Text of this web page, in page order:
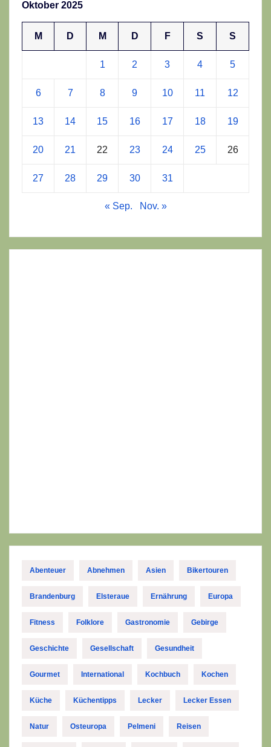
Oktober 2025
M D M D F S S
1 2 3 4 5
6 7 8 9 10 11 12
13 14 15 16 17 18 19
20 21 22 23 24 25 26
27 28 29 30 31
« Sep. Nov. »
Abenteuer Abnehmen Asien Bikertouren
Brandenburg Elsteraue Ernährung Europa
Fitness Folklore Gastronomie Gebirge
Geschichte Gesellschaft Gesundheit
Gourmet International Kochbuch Kochen
Küche Küchentipps Lecker Lecker Essen
Natur Osteuropa Pelmeni Reisen